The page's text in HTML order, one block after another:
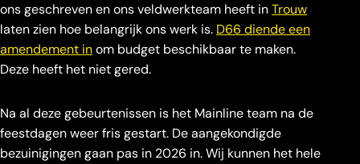
ons geschreven en ons veldwerkteam heeft inTrouw
laten zien hoe belangrijk ons werk is. D66 diende een
amendement inom budget beschikbaar te maken.
Deze heeft het niet gered.
Na al deze gebeurtenissen is het Mainline team na de
feestdagen weer fris gestart. De aangekondigde
bezuinigingen gaan pas in 2026 in. Wij kunnen het hele